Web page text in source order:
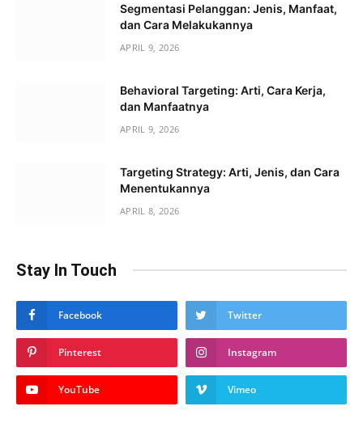
Segmentasi Pelanggan: Jenis, Manfaat,
dan Cara Melakukannya
APRIL 9, 2026
Behavioral Targeting: Arti, Cara Kerja,
dan Manfaatnya
APRIL 9, 2026
Targeting Strategy: Arti, Jenis, dan Cara
Menentukannya
APRIL 8, 2026
Stay In Touch
Facebook Twitter
Pinterest Instagram
YouTube Vimeo